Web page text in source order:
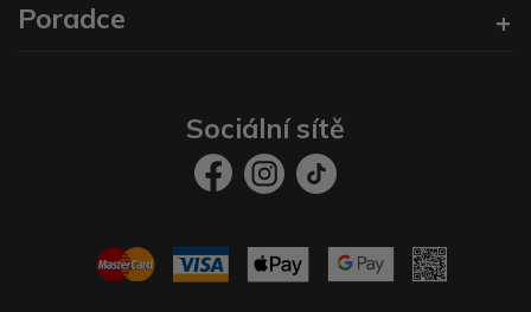
Poradce
Sociální sítě